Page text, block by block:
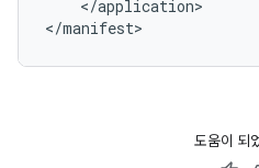
</application>
도움이 되